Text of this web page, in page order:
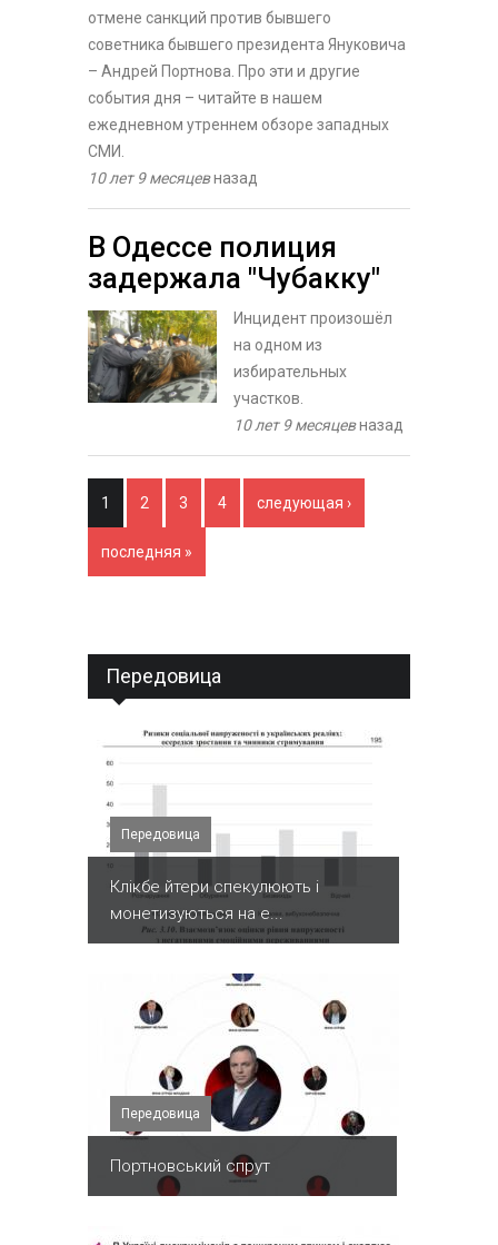
отмене санкций против бывшего
советника бывшего президента Януковича
– Андрей Портнова. Про эти и другие
события дня – читайте в нашем
ежедневном утреннем обзоре западных
СМИ.
10 лет 9 месяцевназад
В Одессе полиция
задержала "Чубакку"
Инцидент произошёл
на одном из
избирательных
участков.
10 лет 9 месяцевназад
Страницы
1 2 3 4 следующая ›
последняя »
Передовица
Передовица
Клікбе йтери спекулюють і
монетизуються на е...
Передовица
Портновський спрут